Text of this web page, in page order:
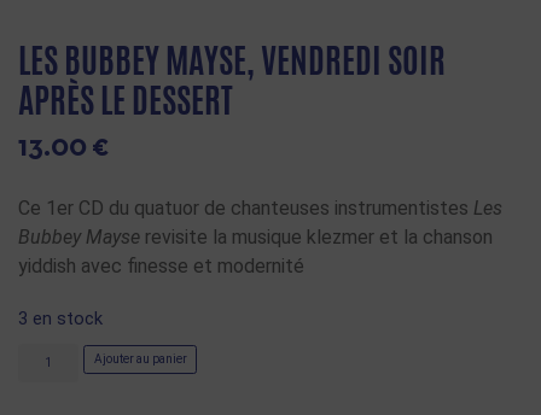
LES BUBBEY MAYSE, VENDREDI SOIR
APRÈS LE DESSERT
13.00 €
Ce 1er CD du quatuor de chanteuses instrumentistes Les
Bubbey Mayse revisite la musique klezmer et la chanson
yiddish avec finesse et modernité
3 en stock
Ajouter au panier